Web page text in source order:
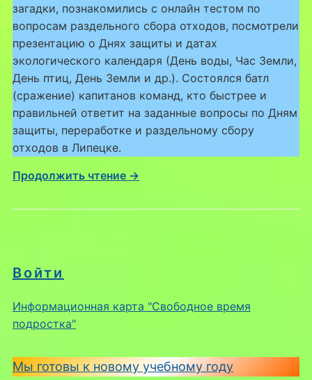
Войти
Информационная карта "Свободное время
подростка"
Мы готовы к новому учебному году
загадки, познакомились с онлайн тестом по
вопросам раздельного сбора отходов, посмотрели
презентацию о Днях защиты и датах
экологического календаря (День воды, Час Земли,
День птиц, День Земли и др.). Состоялся батл
(сражение) капитанов команд, кто быстрее и
правильней ответит на заданные вопросы по Дням
защиты, переработке и раздельному сбору
отходов в Липецке.
Продолжить чтение →